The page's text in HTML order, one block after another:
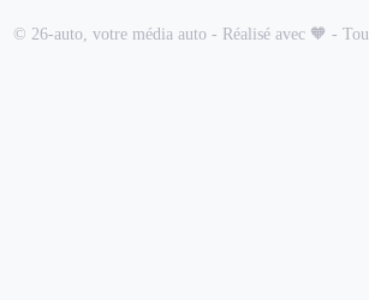
© 26-auto, votre média auto - Réalisé avec 🧡 -